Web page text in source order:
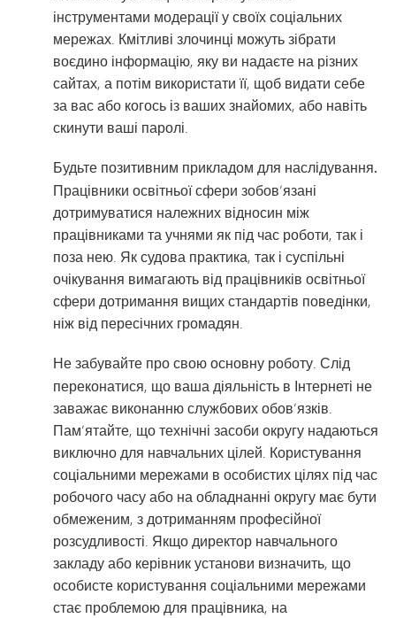
інструментами модерації у своїх соціальних
мережах. Кмітливі злочинці можуть зібрати
воєдино інформацію, яку ви надаєте на різних
сайтах, а потім використати її, щоб видати себе
за вас або когось із ваших знайомих, або навіть
скинути ваші паролі.
Будьте позитивним прикладом для наслідування.
Працівники освітньої сфери зобов’язані
дотримуватися належних відносин між
працівниками та учнями як під час роботи, так і
поза нею. Як судова практика, так і суспільні
очікування вимагають від працівників освітньої
сфери дотримання вищих стандартів поведінки,
ніж від пересічних громадян.
Не забувайте про свою основну роботу. Слід
переконатися, що ваша діяльність в Інтернеті не
заважає виконанню службових обов’язків.
Пам’ятайте, що технічні засоби округу надаються
виключно для навчальних цілей. Користування
соціальними мережами в особистих цілях під час
робочого часу або на обладнанні округу має бути
обмеженим, з дотриманням професійної
розсудливості. Якщо директор навчального
закладу або керівник установи визначить, що
особисте користування соціальними мережами
стає проблемою для працівника, на